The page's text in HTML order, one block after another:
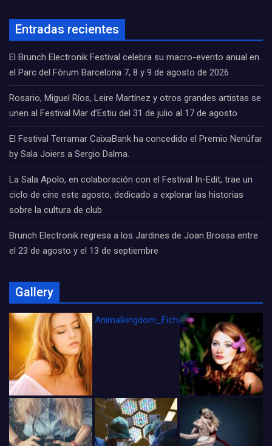
Entradas recientes
El Brunch Electronik Festival celebra su macro-evento anual en
el Parc del Fòrum Barcelona 7, 8 y 9 de agosto de 2026
Rosario, Miguel Ríos, Leire Martínez y otros grandes artistas se
unen al Festival Mar d’Estiu del 31 de julio al 17 de agosto
El Festival Terramar CaixaBank ha concedido el Premio Nenúfar
by Sala Joiers a Sergio Dalma.
La Sala Apolo, en colaboración con el Festival In-Edit, trae un
ciclo de cine este agosto, dedicado a explorar las historias
sobre la cultura de club
Brunch Electronik regresa a los Jardines de Joan Brossa entre
el 23 de agosto y el 13 de septiembre
Gallery
Animalkingdom_FichaCine